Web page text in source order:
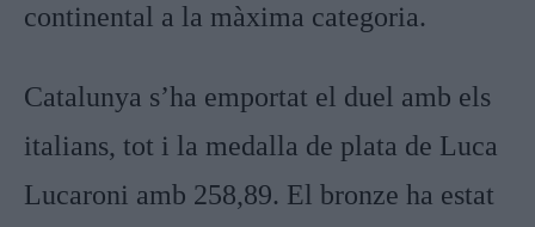
continental a la màxima categoria.
Catalunya s’ha emportat el duel amb els
italians, tot i la medalla de plata de Luca
Lucaroni amb 258,89. El bronze ha estat